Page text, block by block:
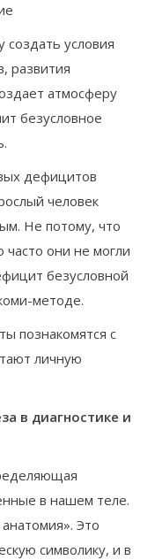
создать условия
развития
атмосферу
безусловное
дефицитов
человек
Не потому, что
они не могли
безусловной
методе.
познакомятся с
личную
в диагностике и
в нашем теле.
Это
символику, и в